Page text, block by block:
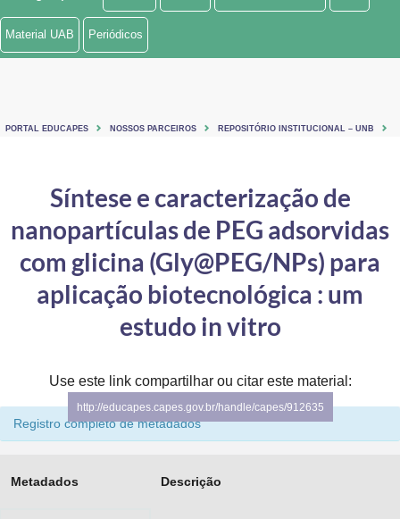
Ministério de Minas e Energia
Controladoria-Geral da União
Ministério da Mulher, da Família e dos Direitos Humanos
Secretaria-Geral
Gabinete de Segurança Institucional
Advocacia-Geral da União
Material UAB Periódicos
PORTAL EDUCAPES NOSSOS PARCEIROS REPOSITÓRIO INSTITUCIONAL – UNB
Síntese e caracterização de
nanopartículas de PEG adsorvidas
com glicina (Gly@PEG/NPs) para
aplicação biotecnológica : um
estudo in vitro
Use este link compartilhar ou citar este material:
http://educapes.capes.gov.br/handle/capes/912635
Registro completo de metadados
Metadados Descrição